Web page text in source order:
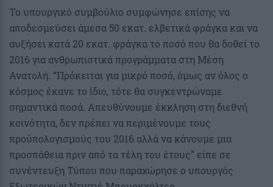
Το υπουργικό συμβούλιο συμφώνησε επίσης να
αποδεσμεύσει άμεσα 50 εκατ. ελβετικά φράγκα και να
αυξήσει κατά 20 εκατ. φράγκα το ποσό που θα δοθεί το
2016 για ανθρωπιστικά προγράμματα στη Μέση
Ανατολή. “Πρόκειται για μικρό ποσό, όμως αν όλος ο
κόσμος έκανε το ίδιο, τότε θα συγκεντρώναμε
σημαντικά ποσά. Απευθύνουμε έκκληση στη διεθνή
κοινότητα, δεν πρέπει να περιμένουμε τους
προϋπολογισμούς του 2016 αλλά να κάνουμε μια
προσπάθεια πριν από τα τέλη του έτους” είπε σε
συνέντευξη Τύπου που παραχώρησε ο υπουργός